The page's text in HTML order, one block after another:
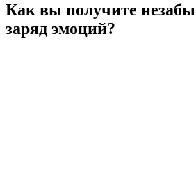
Как вы получите
заряд эмоций?